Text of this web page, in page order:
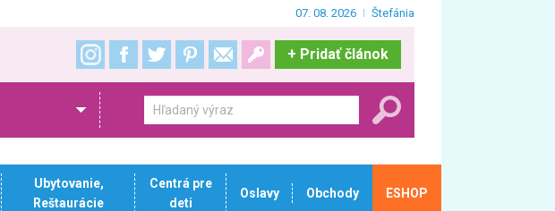
07. 08. 2026 Štefánia
+ Pridať článok
Ubytovanie,
Reštaurácie
Centrá pre
deti
Oslavy Obchody ESHOP